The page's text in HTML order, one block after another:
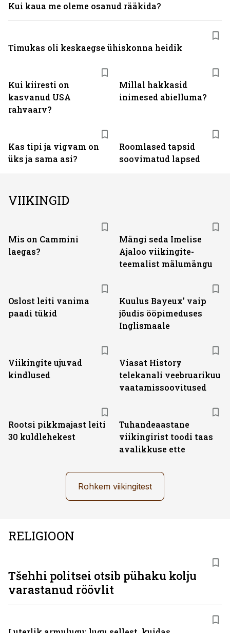
Kui kiiresti on
kasvanud USA
rahvaarv?
Millal hakkasid
inimesed abielluma?
Kas tipi ja vigvam on
üks ja sama asi?
Roomlased tapsid
soovimatud lapsed
Kui kaua me oleme osanud rääkida?
Timukas oli keskaegse ühiskonna heidik
VIIKINGID
Mis on Cammini
laegas?
Mängi seda Imelise
Ajaloo viikingite-
teemalist mälumängu
Oslost leiti vanima
paadi tükid
Kuulus Bayeux’ vaip
jõudis ööpimeduses
Inglismaale
Viikingite ujuvad
kindlused
Viasat History
telekanali veebruarikuu
vaatamissoovitused
Rootsi pikkmajast leiti
30 kuldlehekest
Tuhandeaastane
viikingirist toodi taas
avalikkuse ette
Rohkem viikingitest
RELIGIOON
Tšehhi politsei otsib pühaku kolju
varastanud röövlit